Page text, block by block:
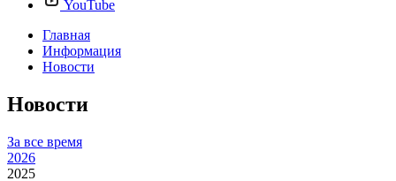
YouTube
Главная
Информация
Новости
Новости
За все время
2026
2025